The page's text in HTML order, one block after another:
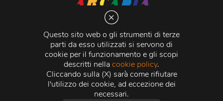
Questo sito web o gli strumenti di terze
parti da esso utilizzati si servono di
cookie per il funzionamento e gli scopi
descritti nellacookie policy.
Cliccando sulla (X) sarà come rifiutare
l'utilizzo dei cookie, ad eccezione dei
necessari.
Via Martiri della Libertà 20066 Melzo (MI)
C.C.I.A.A. - R.E.A di Milano n. 1427910
Registro delle Imprese di Milano n. 338392 -
Fiscale e Partita Iva11015840157 | Capitale Sociale
500.000,00 i.v.
Credits:Crea Informatica S.r.l. 2026 © Tutti i diritti
riservati.